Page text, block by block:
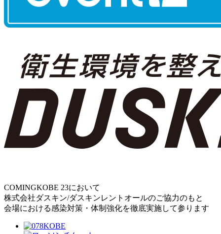
COMINGKOBE 23において
株式会社ダスキン/ダスキンレントオールのご協力のもと
会場における感染対策・体制強化を徹底実施して参ります